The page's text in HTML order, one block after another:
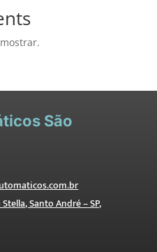
São
Santo André – SP,